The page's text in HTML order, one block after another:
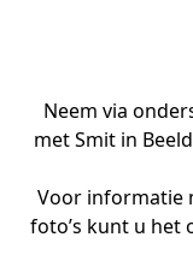
Neem via
met Smit in
Voor informatie
foto’s kunt u het